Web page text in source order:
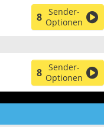
8 Sender-
Optionen
8 Sender-
Optionen